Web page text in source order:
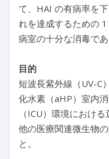
て、HAI の有病率を
れを達成するための
病室の十分な消毒であ
目的
短波長紫外線（UV-C
化水素（aHP）室内
（ICU）環境におけ
他の医療関連微生物
と。